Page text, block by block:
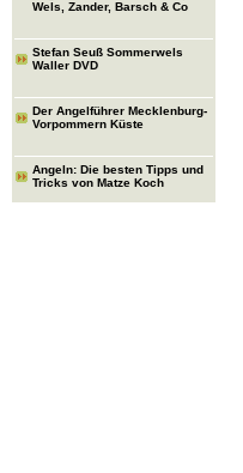
Wels, Zander, Barsch & Co
Stefan Seuß Sommerwels
Waller DVD
Der Angelführer Mecklenburg-
Vorpommern Küste
Angeln: Die besten Tipps und
Tricks von Matze Koch